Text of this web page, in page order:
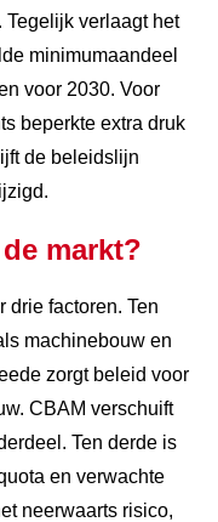
verlaagt het
minimumaandeel
voor 2030. Voor
beperkte extra druk
de beleidslijn
markt?
drie factoren. Ten
machinebouw en
zorgt beleid voor
CBAM verschuift
Ten derde is
en verwachte
neerwaarts risico,